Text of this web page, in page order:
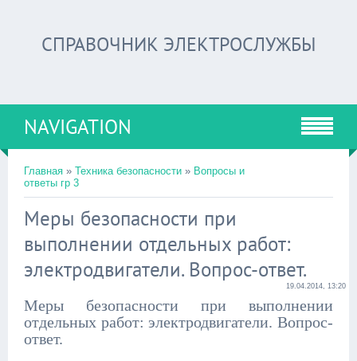
СПРАВОЧНИК ЭЛЕКТРОСЛУЖБЫ
NAVIGATION
Главная » Техника безопасности » Вопросы и
ответы гр 3
Меры безопасности при
выполнении отдельных работ:
электродвигатели. Вопрос-ответ.
19.04.2014, 13:20
Меры безопасности при выполнении
отдельных работ: электродвигатели. Вопрос-
ответ.